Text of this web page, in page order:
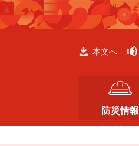
ペ
ー
メ
ニ
本文へ
防災情報